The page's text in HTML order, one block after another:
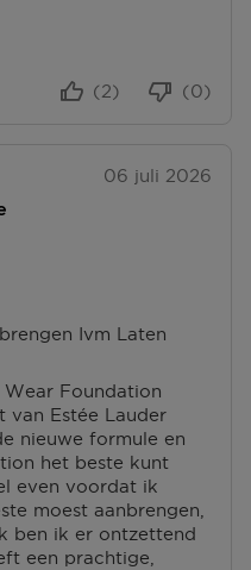
(0)
(2)
06 juli 2026
Foundation
van Estée Lauder
nieuwe formule en
het beste kunt
even voordat ik
moest aanbrengen,
ben ik er ontzettend
een prachtige,
Ivm Laten